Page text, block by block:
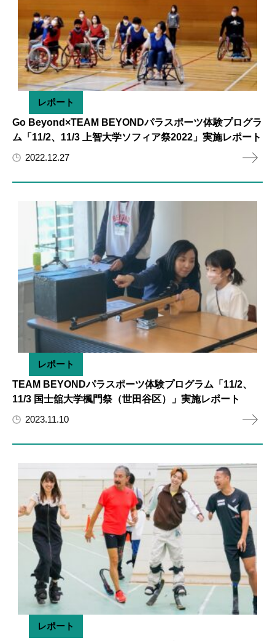
レポート
Go Beyond×TEAM BEYONDパラスポーツ体験プログラ
ム「11/2、11/3 上智大学ソフィア祭2022」実施レポート
2022.12.27
レポート
TEAM BEYONDパラスポーツ体験プログラム「11/2、
11/3 国士舘大学楓門祭（世田谷区）」実施レポート
2023.11.10
レポート